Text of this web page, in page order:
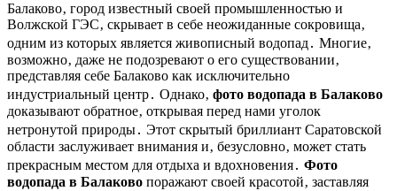
Балаково‚ город известный своей промышленностью и
Волжской ГЭС‚ скрывает в себе неожиданные сокровища‚
одним из которых является живописный водопад․ Многие‚
возможно‚ даже не подозревают о его существовании‚
представляя себе Балаково как исключительно
индустриальный центр․ Однако‚ фото водопада в Балаково
доказывают обратное‚ открывая перед нами уголок
нетронутой природы․ Этот скрытый бриллиант Саратовской
области заслуживает внимания и‚ безусловно‚ может стать
прекрасным местом для отдыха и вдохновения․ Фото
водопада в Балаково поражают своей красотой‚ заставляя